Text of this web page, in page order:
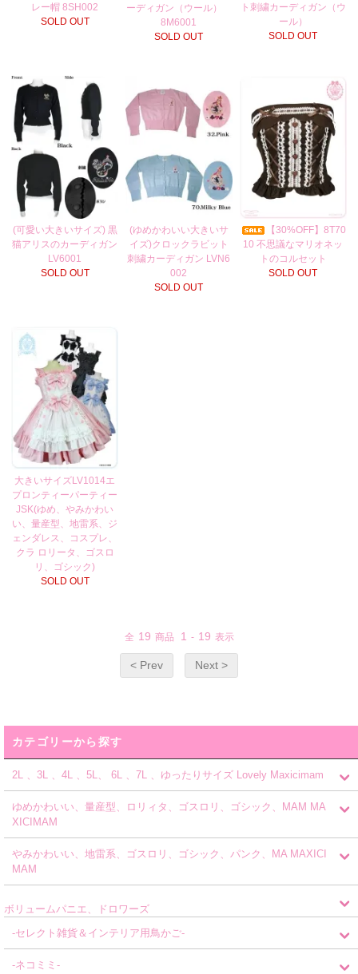
レー帽 8SH002
SOLD OUT
ーディガン（ウール）
8M6001
SOLD OUT
ト刺繍カーディガン（ウ
ール）
SOLD OUT
(可愛い大きいサイズ) 黒
猫アリスのカーディガン
LV6001
SOLD OUT
(ゆめかわいい大きいサ
イズ)クロックラビット
刺繍カーディガン LVN6
002
SOLD OUT
【30%OFF】8T70
10 不思議なマリオネッ
トのコルセット
SOLD OUT
大きいサイズLV1014エ
プロンティーパーティー
JSK(ゆめ、やみかわい
い、量産型、地雷系、ジ
ェンダレス、コスプレ、
クラ ロリータ、ゴスロ
リ、ゴシック)
SOLD OUT
全 19 商品 1 - 19 表示
< Prev Next >
カテゴリーから探す
2L 、3L 、4L 、5L、 6L 、7L 、ゆったりサイズ Lovely Maxicimam
ゆめかわいい、量産型、ロリィタ、ゴスロリ、ゴシック、MAM MA
XICIMAM
やみかわいい、地雷系、ゴスロリ、ゴシック、パンク、MA MAXICI
MAM
ボリュームパニエ、ドロワーズ
-セレクト雑貨＆インテリア用鳥かご-
-ネコミミ-